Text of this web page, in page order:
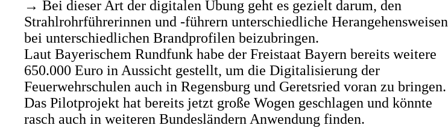
→ Bei dieser Art der digitalen Übung geht es gezielt darum, den
Strahlrohrführerinnen und -führern unterschiedliche Herangehensweisen
bei unterschiedlichen Brandprofilen beizubringen.
Laut Bayerischem Rundfunk habe der Freistaat Bayern bereits weitere
650.000 Euro in Aussicht gestellt, um die Digitalisierung der
Feuerwehrschulen auch in Regensburg und Geretsried voran zu bringen.
Das Pilotprojekt hat bereits jetzt große Wogen geschlagen und könnte
rasch auch in weiteren Bundesländern Anwendung finden.